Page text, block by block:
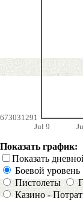
Jul 9
673031291
Показать график:
Показать
Боевой уровень
Пистолеты
Казино -